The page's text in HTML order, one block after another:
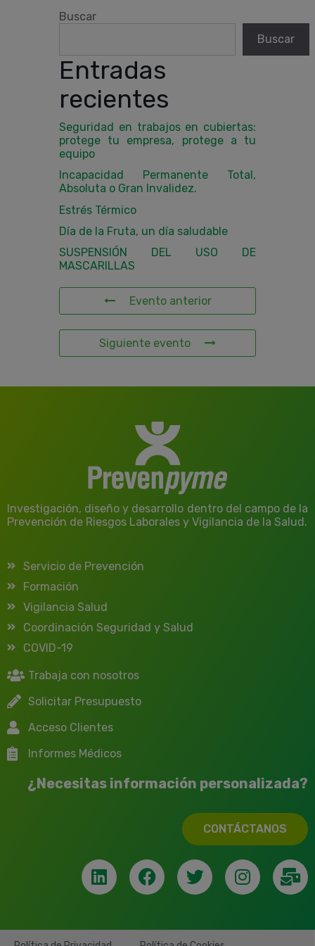
Buscar
Buscar
Entradas
recientes
Seguridad en trabajos en cubiertas:
protege tu empresa, protege a tu
equipo
Incapacidad Permanente Total,
Absoluta o Gran Invalidez.
Estrés Térmico
Día de la Fruta, un día saludable
SUSPENSIÓN DEL USO DE
MASCARILLAS
Evento anterior
Siguiente evento
Investigación, diseño y desarrollo dentro del campo de la
Prevención de Riesgos Laborales y Vigilancia de la Salud.
Servicio de Prevención
Formación
Vigilancia Salud
Coordinación Seguridad y Salud
COVID-19
Trabaja con nosotros
Solicitar Presupuesto
Acceso Clientes
Informes Médicos
¿Necesitas información personalizada?
CONTÁCTANOS